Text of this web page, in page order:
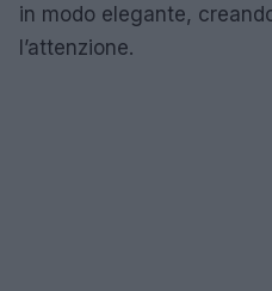
in modo elegante,
l’attenzione.